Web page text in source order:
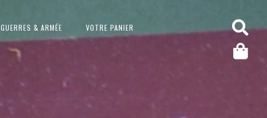
GUERRES & ARMÉE VOTRE PANIER